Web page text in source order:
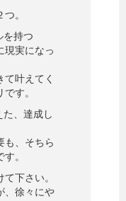
。
を持つ
現実になっ
て叶えてく
す。
、達成し
も、そちら
。
下さい。
、徐々にや